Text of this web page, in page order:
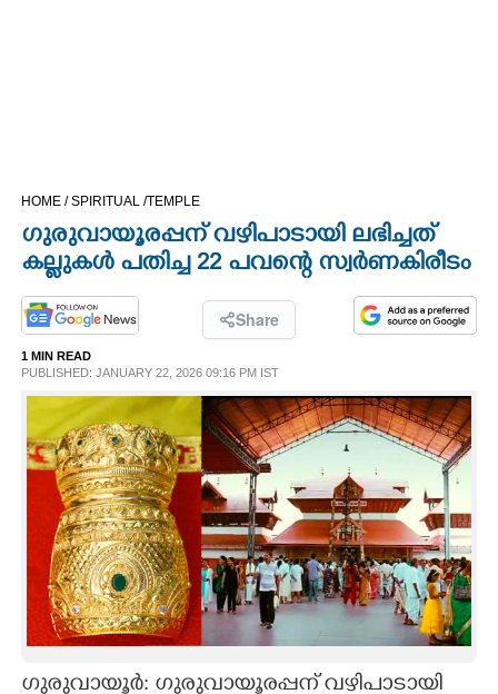
OPINION
LIFESTYLE
SPIRITUAL
INFO+
ART
HOME /SPIRITUAL /TEMPLE
ഗുരുവായൂരപ്പന് വഴിപാടായി ലഭിച്ചത്
കല്ലുകൾ പതിച്ച 22 പവന്റെ സ്വർണകിരീടം
Share
1 MIN READ
PUBLISHED: JANUARY 22, 2026 09:16 PM IST
ഗു​രു​വാ​യൂ​ർ​:​ ഗു​രു​വാ​യൂ​ര​പ്പ​ന് ​വ​ഴി​പാ​ടാ​യി​